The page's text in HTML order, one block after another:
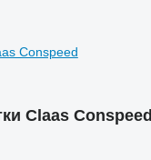
Conspeed
Claas Conspeed